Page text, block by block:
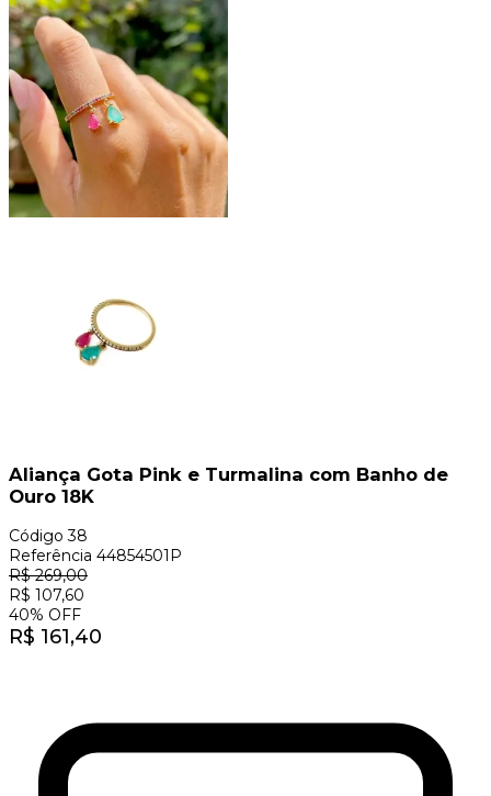
Aliança Gota Pink e Turmalina com Banho de
Ouro 18K
Código 38
Referência 44854501P
R$269,00
R$ 107,60
40% OFF
R$ 161,40